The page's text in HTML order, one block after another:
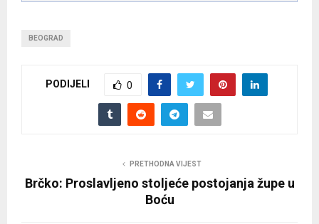
BEOGRAD
PODIJELI 0
PRETHODNA VIJEST
Brčko: Proslavljeno stoljeće postojanja župe u
Boću